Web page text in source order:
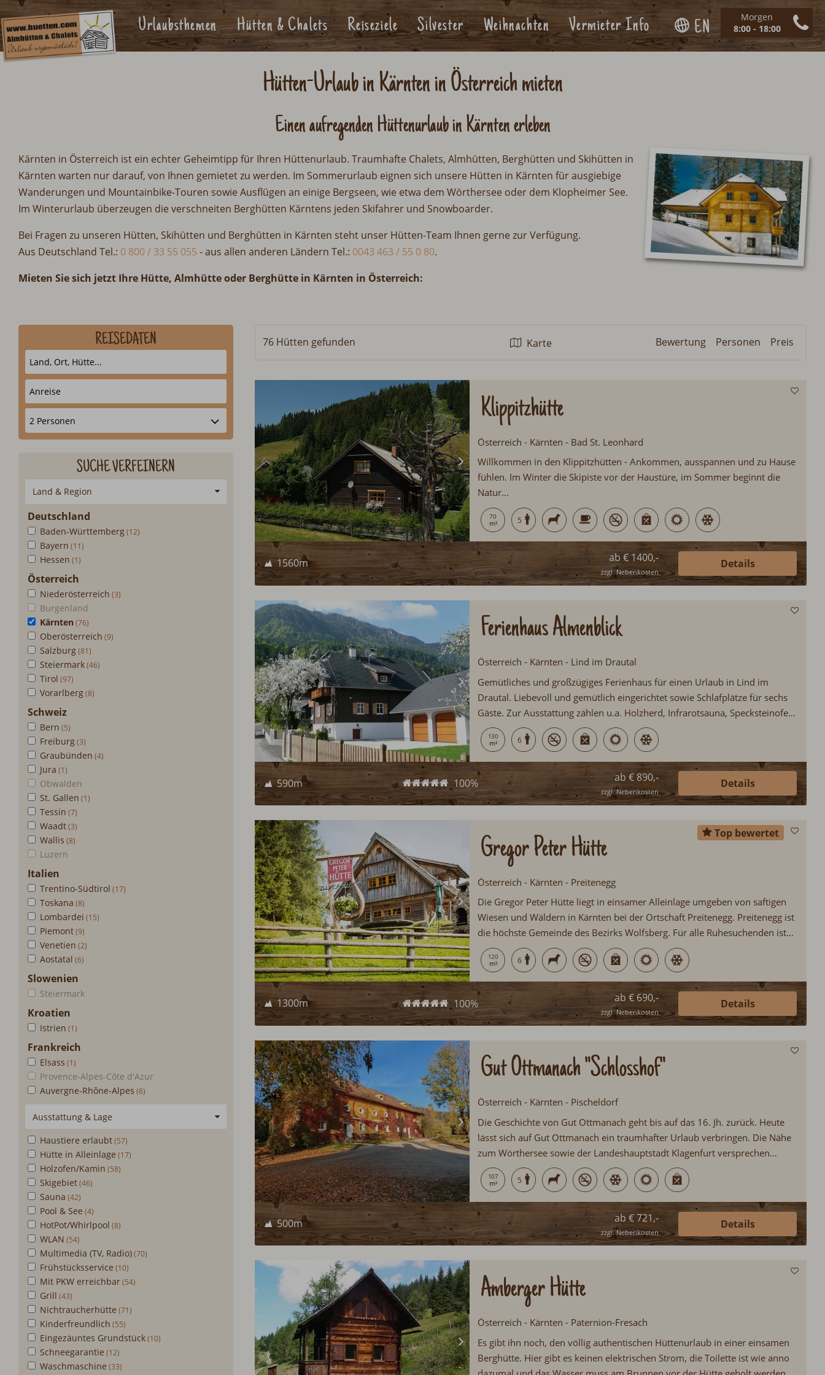
Morgen
8:00 - 18:00
Urlaubsthemen Hütten & Chalets Reiseziele Silvester Weihnachten Vermieter Info EN
Hütten-Urlaub in Kärnten in Österreich mieten
Einen aufregenden Hüttenurlaub in Kärnten erleben
Kärnten in Österreich ist ein echter Geheimtipp für Ihren Hüttenurlaub. Traumhafte Chalets, Almhütten, Berghütten und Skihütten in
Kärnten warten nur darauf, von Ihnen gemietet zu werden. Im Sommerurlaub eignen sich unsere Hütten in Kärnten für ausgiebige
Wanderungen und Mountainbike-Touren sowie Ausflügen an einige Bergseen, wie etwa dem Wörthersee oder dem Klopheimer See.
Im Winterurlaub überzeugen die verschneiten Berghütten Kärntens jeden Skifahrer und Snowboarder.
Bei Fragen zu unseren Hütten, Skihütten und Berghütten in Kärnten steht unser Hütten-Team Ihnen gerne zur Verfügung.
Aus Deutschland Tel.: 0 800 / 33 55 055 -aus allen anderen Ländern Tel.: 0043 463 / 55 0 80.
Mieten Sie sich jetzt Ihre Hütte, Almhütte oder Berghütte in Kärnten in Österreich:
REISEDATEN
SUCHE VERFEINERN
Land & Region
Deutschland
Baden-Württemberg
Bayern
Hessen
Österreich
Niederösterreich
Burgenland
Kärnten
Oberösterreich
Salzburg
Steiermark
Tirol
Vorarlberg
Schweiz
Bern
Freiburg
Graubünden
Jura
Obwalden
St. Gallen
Tessin
Waadt
Wallis
Luzern
Italien
Trentino-Südtirol
Toskana
Lombardei
Piemont
Venetien
Aostatal
Slowenien
Steiermark
Kroatien
Istrien
Frankreich
Elsass
Provence-Alpes-Côte d'Azur
Auvergne-Rhône-Alpes
Ausstattung & Lage
Haustiere erlaubt
Hütte in Alleinlage
Holzofen/Kamin
Skigebiet
Sauna
Pool & See
HotPot/Whirlpool
WLAN
Multimedia (TV, Radio)
Frühstücksservice
Mit PKW erreichbar
Grill
Nichtraucherhütte
Kinderfreundlich
Eingezäuntes Grundstück
Schneegarantie
Waschmaschine
76 Hütten gefunden Karte Bewertung Personen Preis
Klippitzhütte
Österreich - Kärnten - Bad St. Leonhard
Willkommen in den Klippitzhütten - Ankommen, ausspannen und zu Hause
fühlen. Im Winter die Skipiste vor der Haustüre, im Sommer beginnt die
Natur...
70 5
1560m ab € 1400,-
zzgl. Nebenkosten
Details
Ferienhaus Almenblick
Österreich - Kärnten - Lind im Drautal
Gemütliches und großzügiges Ferienhaus für einen Urlaub in Lind im
Drautal. Liebevoll und gemütlich eingerichtet sowie Schlafplätze für sechs
Gäste. Zur Ausstattung zählen u.a. Holzherd, Infrarotsauna, Specksteinofen
und WLAN. Schöne Lage direkt am Donauradweg...
130 6
590m 100% ab € 890,-
zzgl. Nebenkosten
Details
Gregor Peter Hütte
Top bewertet
Österreich - Kärnten - Preitenegg
Die Gregor Peter Hütte liegt in einsamer Alleinlage umgeben von saftigen
Wiesen und Wäldern in Kärnten bei der Ortschaft Preitenegg. Preitenegg ist
die höchste Gemeinde des Bezirks Wolfsberg. Für alle Ruhesuchenden ist
die Gregor Peter allererste Wahl für einen gemütlichen Hüttenurlaub...
120 6
1300m 100% ab € 690,-
zzgl. Nebenkosten
Details
Gut Ottmanach "Schlosshof"
Österreich - Kärnten - Pischeldorf
Die Geschichte von Gut Ottmanach geht bis auf das 16. Jh. zurück. Heute
lässt sich auf Gut Ottmanach ein traumhafter Urlaub verbringen. Die Nähe
zum Wörthersee sowie der Landeshauptstadt Klagenfurt versprechen
einen abwechslungsreichen Urlaub sowie Erholung vom Alltag...
107 5
500m ab € 721,-
zzgl. Nebenkosten
Details
Amberger Hütte
Österreich - Kärnten - Paternion-Fresach
Es gibt ihn noch, den völlig authentischen Hüttenurlaub in einer einsamen
Berghütte. Hier gibt es keinen elektrischen Strom, die Toilette ist wie anno